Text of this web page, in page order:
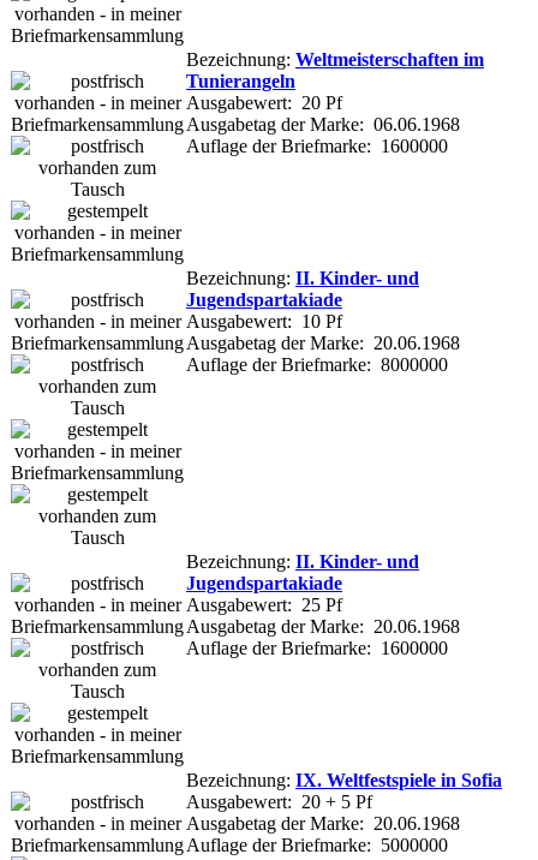
Bezeichnung: Weltmeisterschaften im
Tunierangeln
Ausgabewert: 20 Pf
Ausgabetag der Marke: 06.06.1968
Auflage der Briefmarke: 1600000
Bezeichnung: II. Kinder- und
Jugendspartakiade
Ausgabewert: 10 Pf
Ausgabetag der Marke: 20.06.1968
Auflage der Briefmarke: 8000000
Bezeichnung: II. Kinder- und
Jugendspartakiade
Ausgabewert: 25 Pf
Ausgabetag der Marke: 20.06.1968
Auflage der Briefmarke: 1600000
Bezeichnung: IX. Weltfestspiele in Sofia
Ausgabewert: 20 + 5 Pf
Ausgabetag der Marke: 20.06.1968
Auflage der Briefmarke: 5000000